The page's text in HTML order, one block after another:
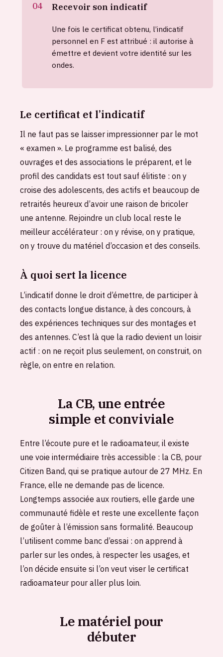
Recevoir son indicatif
Une fois le certificat obtenu, l’indicatif
personnel en F est attribué : il autorise à
émettre et devient votre identité sur les
ondes.
Le certificat et l’indicatif
Il ne faut pas se laisser impressionner par le mot
« examen ». Le programme est balisé, des
ouvrages et des associations le préparent, et le
profil des candidats est tout sauf élitiste : on y
croise des adolescents, des actifs et beaucoup de
retraités heureux d’avoir une raison de bricoler
une antenne. Rejoindre un club local reste le
meilleur accélérateur : on y révise, on y pratique,
on y trouve du matériel d’occasion et des conseils.
À quoi sert la licence
L’indicatif donne le droit d’émettre, de participer à
des contacts longue distance, à des concours, à
des expériences techniques sur des montages et
des antennes. C’est là que la radio devient un loisir
actif : on ne reçoit plus seulement, on construit, on
règle, on entre en relation.
La CB, une entrée
simple et conviviale
Entre l’écoute pure et le radioamateur, il existe
une voie intermédiaire très accessible : la CB, pour
Citizen Band, qui se pratique autour de 27 MHz. En
France, elle ne demande pas de licence.
Longtemps associée aux routiers, elle garde une
communauté fidèle et reste une excellente façon
de goûter à l’émission sans formalité. Beaucoup
l’utilisent comme banc d’essai : on apprend à
parler sur les ondes, à respecter les usages, et
l’on décide ensuite si l’on veut viser le certificat
radioamateur pour aller plus loin.
Le matériel pour
débuter